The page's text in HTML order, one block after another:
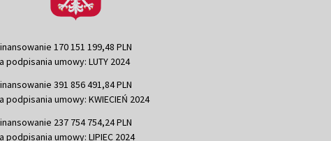
170 151 199,48 PLN
podpisania umowy: LUTY 2024
391 856 491,84 PLN
podpisania umowy: KWIECIEŃ 2024
237 754 754,24 PLN
podpisania umowy: LIPIEC 2024